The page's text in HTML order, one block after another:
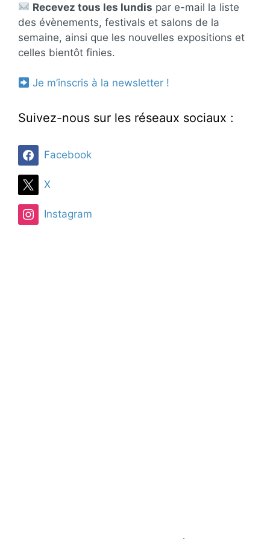
Recevez tous les lundis par e-mail la liste
des évènements, festivals et salons de la
semaine, ainsi que les nouvelles expositions et
celles bientôt finies.
Je m’inscris à la newsletter !
Suivez-nous sur les réseaux sociaux :
Facebook
X
Instagram